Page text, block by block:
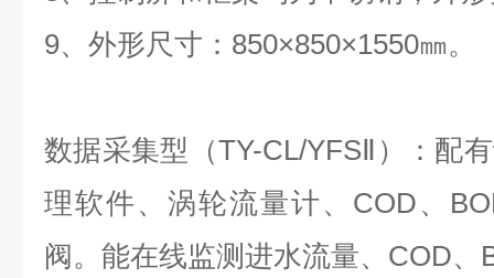
9、外形尺寸：850×850×1550㎜。
数据采集型（TY-CL/YFSⅡ）：配
理软件、涡轮流量计、COD、
阀。能在线监测进水流量、COD、